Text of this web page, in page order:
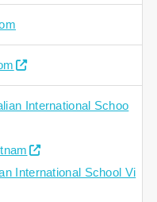
International Schoo
International School Vi